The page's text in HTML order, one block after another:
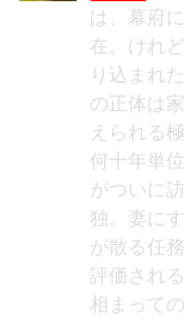
は、幕府
在。けれ
り込まれ
の正体は
えられる
何十年単
がついに
独。妻に
が散る任
評価され
相まって